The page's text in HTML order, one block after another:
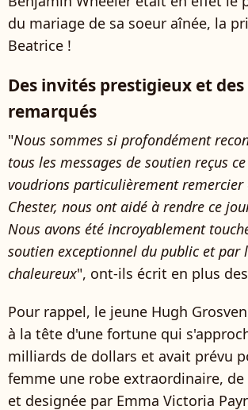
du mariage de sa soeur aînée, la
Beatrice !
Des invités prestigieux et
remarqués
"Nous sommes si profondément
tous les messages de soutien reçus
voudrions particulièrement remercier
Chester, nous ont aidé à rendre ce
Nous avons été incroyablement
soutien exceptionnel du public et par
chaleureux", ont-ils écrit en plus
Pour rappel, le jeune Hugh
à la tête d'une fortune qui
milliards de dollars et avait prévu
femme une robe extraordinaire,
et designée par Emma Victoria